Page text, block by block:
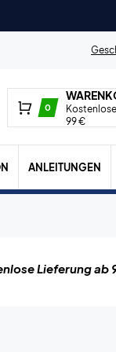
0
99 €
ANLEITUNGEN
Lieferung ab